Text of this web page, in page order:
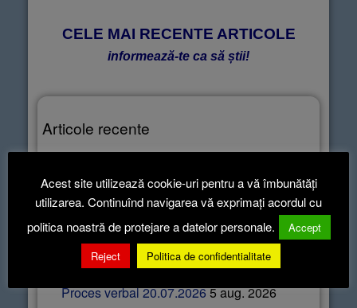
CELE MAI RECENTE ARTICOLE
informează-te ca să știi!
Articole recente
Hotararea nr.51-20265 aug. 2026
Hotararea nr.49-20265 aug. 2026
Hotararea nr.48-20265 aug. 2026
Proces verbal 20.07.20265 aug. 2026
Acest site utilizează cookie-uri pentru a vă îmbunătăți
utilizarea. Continuînd navigarea vă exprimați acordul cu
politica noastră de protejare a datelor personale.
Accept
Reject
Politica de confidentialitate